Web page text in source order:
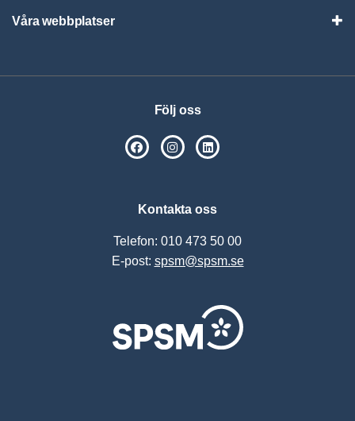
Våra webbplatser
Följ oss
SPSM på Facebook
SPSM på Instagram
Kontakta oss
Telefon: 010 473 50 00
E-post: spsm@spsm.se